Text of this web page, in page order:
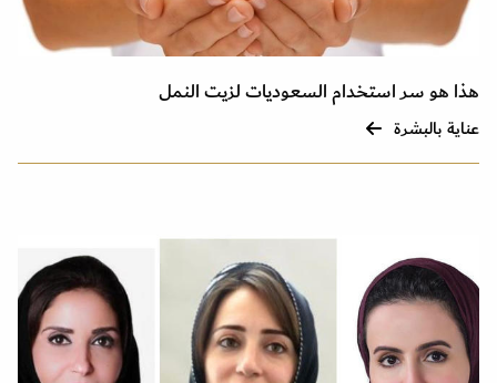
هذا هو سر استخدام السعوديات لزيت النمل
عناية بالبشرة